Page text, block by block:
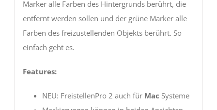
Marker alle Farben des Hintergrunds berührt, die
entfernt werden sollen und der grüne Marker alle
Farben des freizustellenden Objekts berührt. So
einfach geht es.
Features:
NEU: FreistellenPro 2 auch für Mac Systeme